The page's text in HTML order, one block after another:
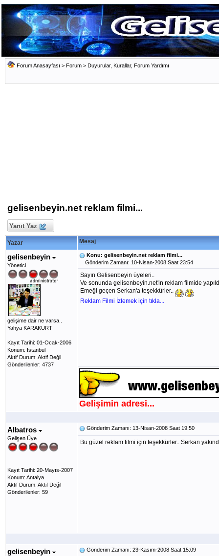
Forum Anasayfası > Forum > Duyurular, Kurallar, Forum Yardımı
gelisenbeyin.net reklam filmi...
Yanıt Yaz
Yazar Mesaj
gelisenbeyin
Yönetici
gelişime dair ne varsa..
Yahya KARAKURT
Kayıt Tarihi: 01-Ocak-2006
Konum: Istanbul
Aktif Durum: Aktif Değil
Gönderilenler: 4737
Konu: gelisenbeyin.net reklam filmi...
Gönderim Zamanı: 10-Nisan-2008 Saat 23:54
Sayın Gelisenbeyin üyeleri..
Ve sonunda gelisenbeyin.net'in reklam filmide
Emeği geçen Serkan'a teşekkürler..
Reklam Filmi İzlemek için tıkla...
Gelişimin adresi...
Albatros
Gelişen Üye
Kayıt Tarihi: 20-Mayıs-2007
Konum: Antalya
Aktif Durum: Aktif Değil
Gönderilenler: 59
Gönderim Zamanı: 13-Nisan-2008 Saat 19:50
Bu güzel reklam filmi için teşekkürler.. Serkan
gelisenbeyin Gönderim Zamanı: 23-Kasım-2008 Saat 15:09